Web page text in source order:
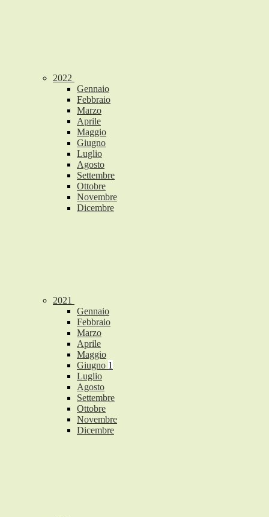
2022
Gennaio
Febbraio
Marzo
Aprile
Maggio
Giugno
Luglio
Agosto
Settembre
Ottobre
Novembre
Dicembre
2021
Gennaio
Febbraio
Marzo
Aprile
Maggio
Giugno 1
Luglio
Agosto
Settembre
Ottobre
Novembre
Dicembre